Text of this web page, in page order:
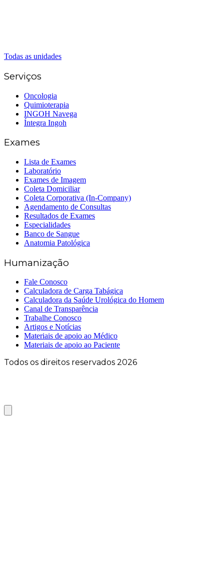
Todas as unidades
Serviços
Oncologia
Quimioterapia
INGOH Navega
Íntegra Ingoh
Exames
Lista de Exames
Laboratório
Exames de Imagem
Coleta Domiciliar
Coleta Corporativa (In-Company)
Agendamento de Consultas
Resultados de Exames
Especialidades
Banco de Sangue
Anatomia Patológica
Humanização
Fale Conosco
Calculadora de Carga Tabágica
Calculadora da Saúde Urológica do Homem
Canal de Transparência
Trabalhe Conosco
Artigos e Notícias
Materiais de apoio ao Médico
Materiais de apoio ao Paciente
Todos os direitos reservados 2026